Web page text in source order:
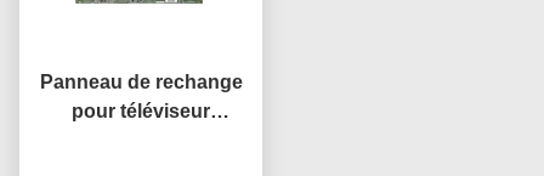
Panneau de rechange
pour téléviseur